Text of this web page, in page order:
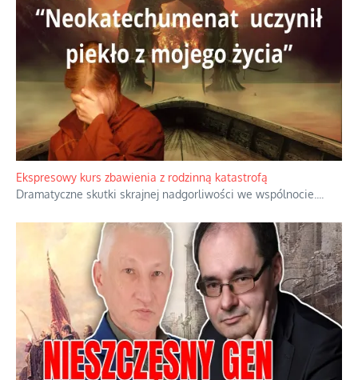
Ekspresowy kurs zbawienia z rodzinną katastrofą
Dramatyczne skutki skrajnej nadgorliwości we wspólnocie.